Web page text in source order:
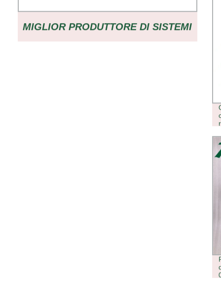
MIGLIOR PRODUTTORE DI SISTEMI